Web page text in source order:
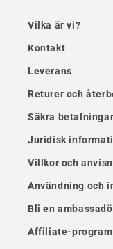
Vilka är vi?
Kontakt
Leverans
Returer och
Säkra betalningar
Juridisk
Villkor och
Användning och
Bli en
Affiliate-program